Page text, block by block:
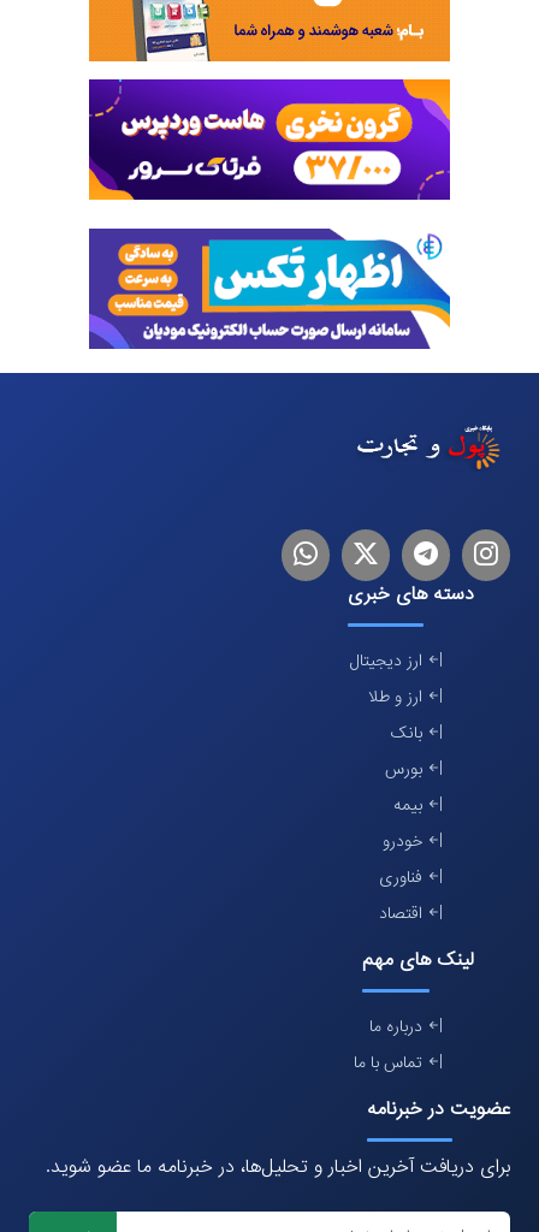
اینستاگرام
تلگرام توییترلینکدین
دسته های خبری
ارز دیجیتال
ارز و طلا
بانک
بورس
بیمه
خودرو
فناوری
اقتصاد
لینک های مهم
درباره ما
تماس با ما
عضویت در خبرنامه
برای دریافت آخرین اخبار و تحلیل‌ها، در خبرنامه ما عضو شوید.